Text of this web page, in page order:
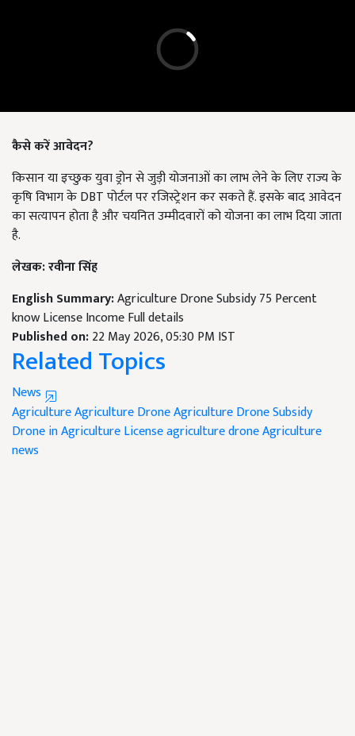
कैसे करें आवेदन?
किसान या इच्छुक युवा ड्रोन से जुड़ी योजनाओं का लाभ लेने के लिए राज्य के
कृषि विभाग के DBT पोर्टल पर रजिस्ट्रेशन कर सकते हैं. इसके बाद आवेदन
का सत्यापन होता है और चयनित उम्मीदवारों को योजना का लाभ दिया जाता
है.
लेखक: रवीना सिंह
English Summary:Agriculture Drone Subsidy 75 Percent
know License Income Full details
Published on:22 May 2026, 05:30 PM IST
Related Topics
News
AgricultureAgriculture DroneAgriculture Drone Subsidy
Drone in AgricultureLicense agriculture droneAgriculture
news